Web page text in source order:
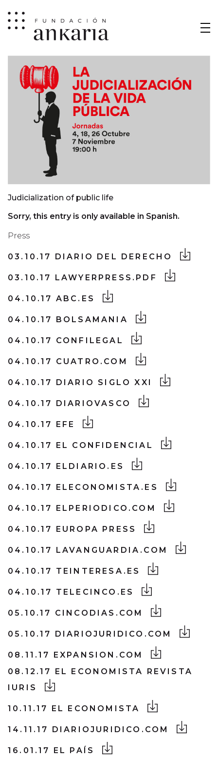
Judicialization of public life
Sorry, this entry is only available in Spanish.
Press
03.10.17 DIARIO DEL DERECHO
03.10.17 LAWYERPRESS.PDF
04.10.17 ABC.ES
04.10.17 BOLSAMANIA
04.10.17 CONFILEGAL
04.10.17 CUATRO.COM
04.10.17 DIARIO SIGLO XXI
04.10.17 DIARIOVASCO
04.10.17 EFE
04.10.17 EL CONFIDENCIAL
04.10.17 ELDIARIO.ES
04.10.17 ELECONOMISTA.ES
04.10.17 ELPERIODICO.COM
04.10.17 EUROPA PRESS
04.10.17 LAVANGUARDIA.COM
04.10.17 TEINTERESA.ES
04.10.17 TELECINCO.ES
05.10.17 CINCODIAS.COM
05.10.17 DIARIOJURIDICO.COM
08.11.17 EXPANSION.COM
08.12.17 EL ECONOMISTA REVISTA
IURIS
10.11.17 EL ECONOMISTA
14.11.17 DIARIOJURIDICO.COM
16.01.17 EL PAÍS